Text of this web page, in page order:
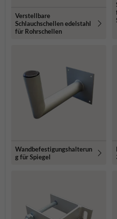
Verstellbare
Schlauchschellen edelstahl
für Rohrschellen
Wandbefestigungshalterun
g für Spiegel